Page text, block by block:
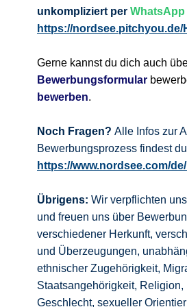
unkompliziert per WhatsApp
https://nordsee.pitchyou.de/
Gerne kannst du dich auch
Bewerbungsformular
bewerben.
Noch Fragen? Alle Infos zur
Bewerbungsprozess findest
https://www.nordsee.com/
Übrigens: Wir verpflichten
und freuen uns über
verschiedener Herkunft,
und Überzeugungen,
ethnischer Zugehörigkeit,
Staatsangehörigkeit, Religion,
Geschlecht, sexueller